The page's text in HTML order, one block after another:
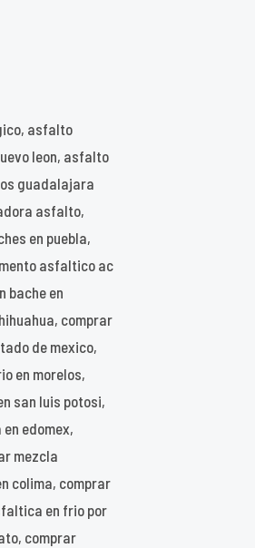
asfalto
leon, asfalto
guadalajara
asfalto,
en puebla,
asfaltico ac
bache en
comprar
de mexico,
en morelos,
san luis potosi,
edomex,
mezcla
colima, comprar
en frio por
comprar